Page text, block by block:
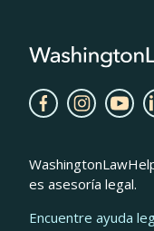
es asesoría legal.
Encuentre ayuda